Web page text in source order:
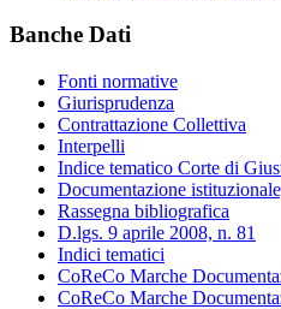
Banche Dati
Fonti normative
Giurisprudenza
Contrattazione Collettiva
Interpelli
Indice tematico Corte di
Documentazione
Rassegna bibliografica
D.lgs. 9 aprile 2008, n. 81
Indici tematici
CoReCo Marche
CoReCo Marche